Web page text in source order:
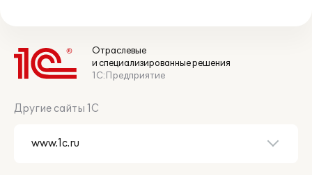
Отраслевые
и специализированные решения
1С:Предприятие
Другие сайты 1С